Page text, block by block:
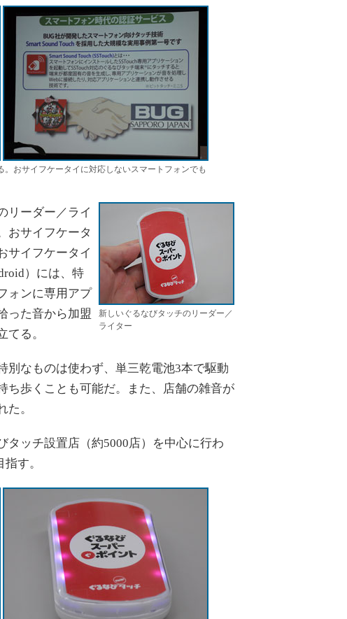
おサイフケータイに対応しないスマートフォンでも
新しいぐるなびタッチのリーダー／
ライター
リーダー／ライ
おサイフケータ
サイフケータイ
）には、特
ォンに専用アプ
った音から加盟
る。
なものは使わず、単三乾電池3本で駆動
ち歩くことも可能だ。また、店舗の雑音が
。
ッチ設置店（約5000店）を中心に行わ
す。